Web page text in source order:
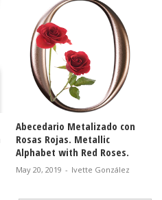
Abecedario Metalizado con
Rosas Rojas. Metallic
Alphabet with Red Roses.
May 20, 2019 - Ivette González